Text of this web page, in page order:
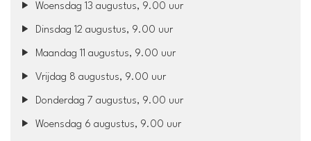
Woensdag 13 augustus, 9.00 uur
Dinsdag 12 augustus, 9.00 uur
Maandag 11 augustus, 9.00 uur
Vrijdag 8 augustus, 9.00 uur
Donderdag 7 augustus, 9.00 uur
Woensdag 6 augustus, 9.00 uur